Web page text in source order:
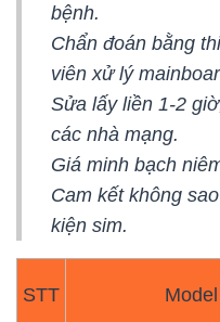
bệnh.
Chẩn đoán bằng
viên xử lý
Sửa lấy liền 1-2
các nhà mạng.
Giá minh bạch
Cam kết không
kiện sim.
STT Model